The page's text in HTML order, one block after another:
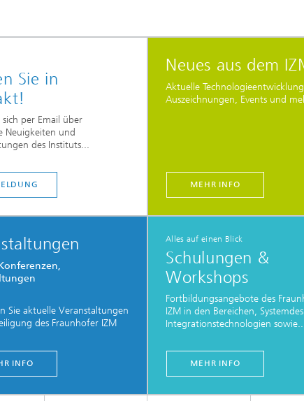
Sie in
sich per Email über
Neuigkeiten und
des Instituts...
Neues aus dem
Aktuelle
Auszeichnungen, Events und
MEHR INFO
Sie aktuelle Veranstaltungen
des Fraunhofer IZM
INFO
Alles auf einen Blick
Schulungen &
Workshops
Fortbildungsangebote des
IZM in den Bereichen,
Integrationstechnologien
MEHR INFO